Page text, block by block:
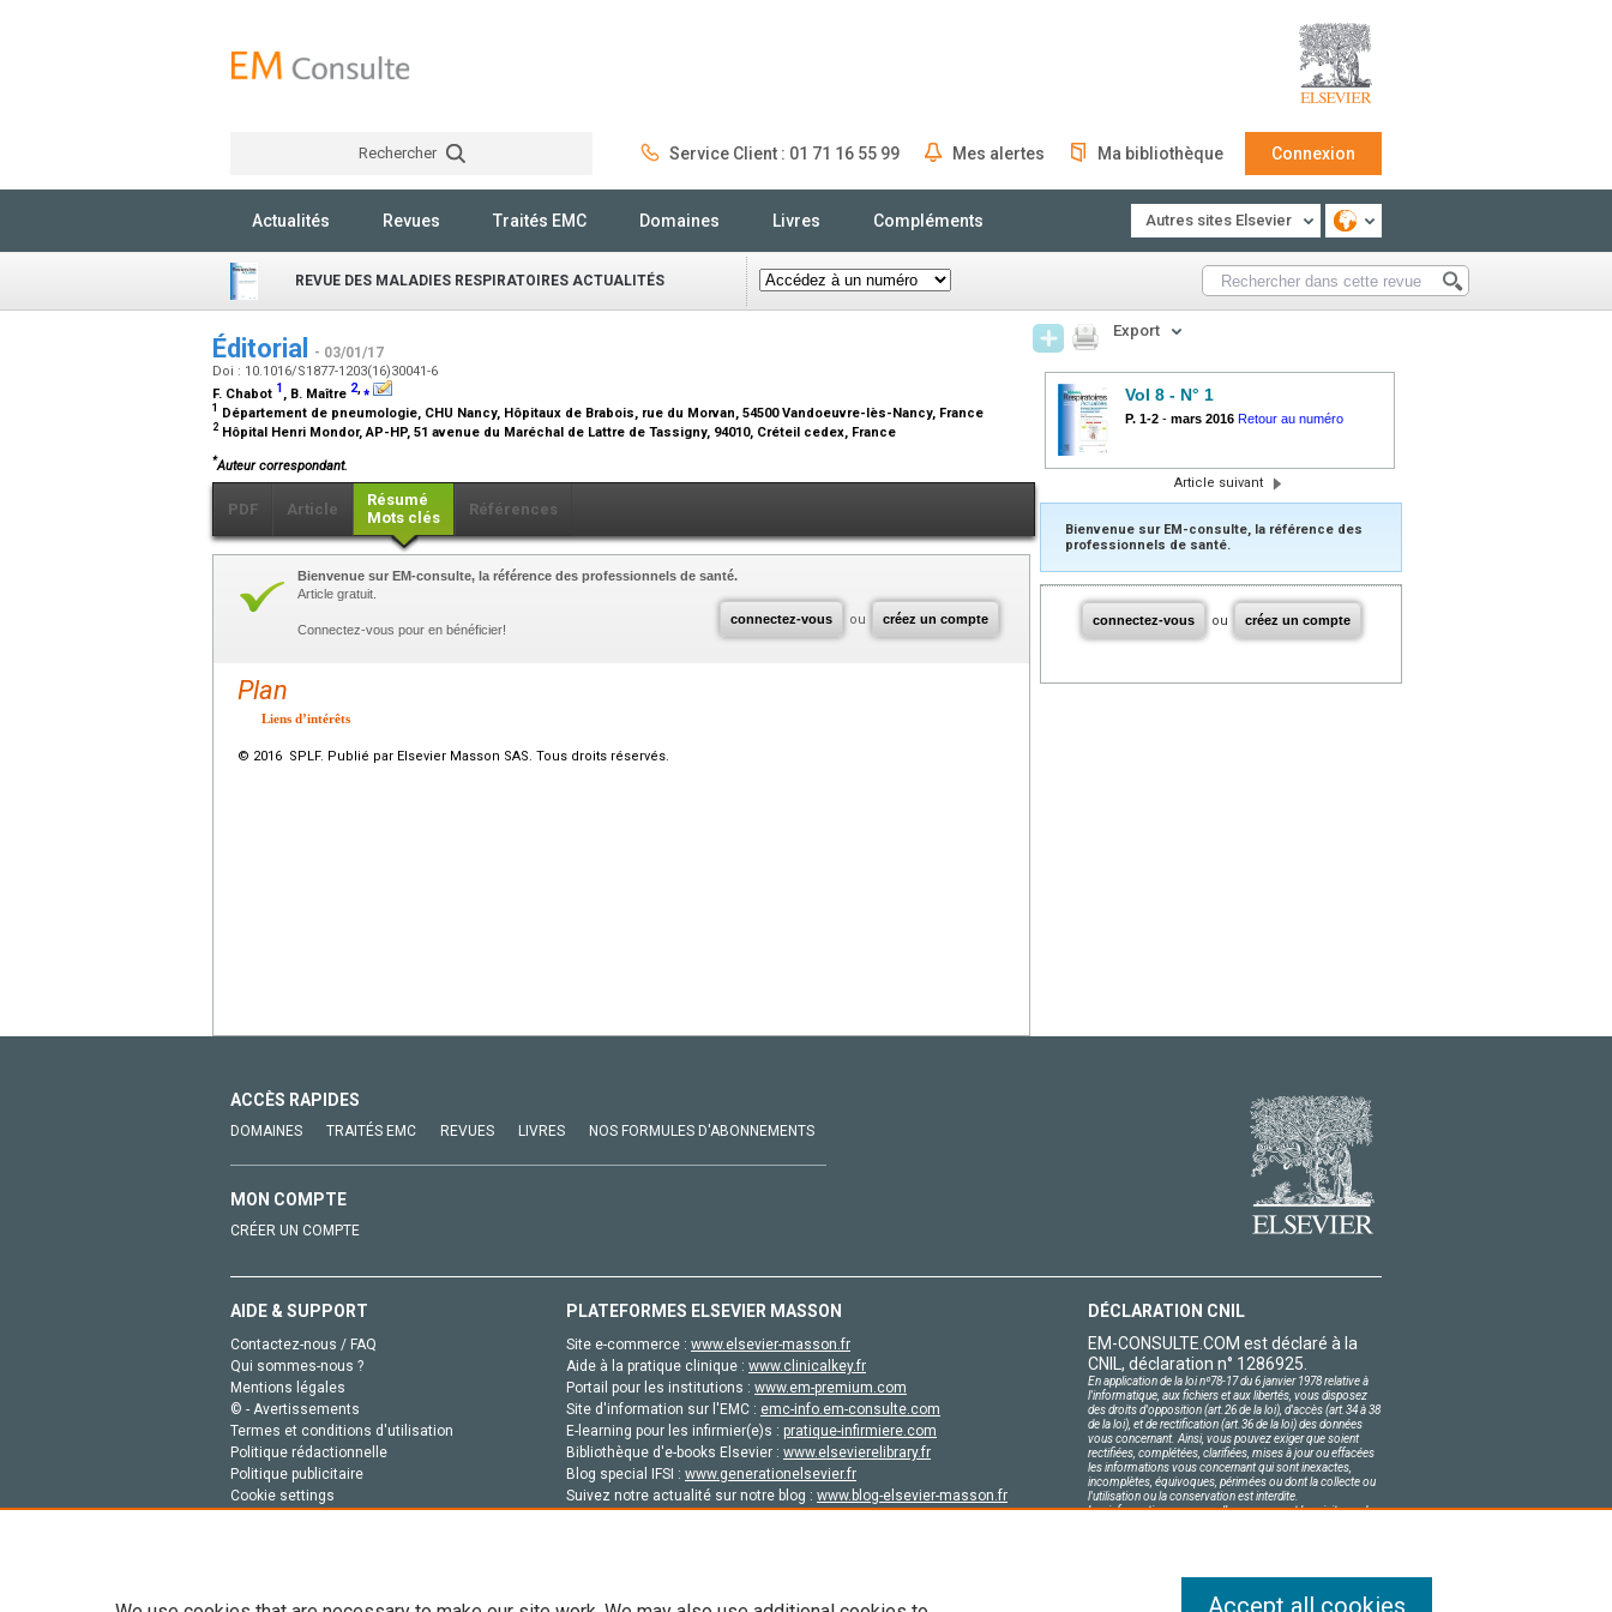
Rechercher Service Client : 01 71 16 55 99 Mes alertes Ma bibliothèque Connexion
Actualités Revues Traités EMC Domaines Livres Compléments Autres sites Elsevier
REVUE DES MALADIES RESPIRATOIRES ACTUALITÉS
Éditorial - 03/01/17
Doi : 10.1016/S1877-1203(16)30041-6
F. Chabot 1 , B. Maître 2,⁎
1 Département de pneumologie, CHU Nancy, Hôpitaux de Brabois, rue du Morvan, 54500 Vandoeuvre-lès-Nancy, France
2 Hôpital Henri Mondor, AP-HP, 51 avenue du Maréchal de Lattre de Tassigny, 94010, Créteil cedex, France
*Auteur correspondant.
PDF Article
Résumé
Mots clés
Références
connectez-vous ou créez un compte
Bienvenue sur EM-consulte, la référence des professionnels de santé.
Article gratuit.
Connectez-vous pour en bénéficier!
Plan
Liens d’intérêts
© 2016 SPLF. Publié par Elsevier Masson SAS. Tous droits réservés.
Export
Vol 8 - N° 1
P. 1-2 - mars 2016 Retour au numéro
Article suivant
Bienvenue sur EM-consulte, la référence des
professionnels de santé.
connectez-vous ou créez un compte
ACCÈS RAPIDES
DOMAINES TRAITÉS EMC REVUES LIVRES NOS FORMULES D'ABONNEMENTS
MON COMPTE
CRÉER UN COMPTE
AIDE & SUPPORT
Contactez-nous / FAQ
Qui sommes-nous ?
Mentions légales
© - Avertissements
Termes et conditions d'utilisation
Politique rédactionnelle
Politique publicitaire
Cookie settings
PLATEFORMES ELSEVIER MASSON
Site e-commerce : www.elsevier-masson.fr
Aide à la pratique clinique : www.clinicalkey.fr
Portail pour les institutions : www.em-premium.com
Site d'information sur l'EMC : emc-info.em-consulte.com
E-learning pour les infirmier(e)s : pratique-infirmiere.com
Bibliothèque d'e-books Elsevier : www.elsevierelibrary.fr
Blog special IFSI : www.generationelsevier.fr
Suivez notre actualité sur notre blog : www.blog-elsevier-masson.fr
DÉCLARATION CNIL
EM-CONSULTE.COM est déclaré à la
CNIL, déclaration n° 1286925.
En application de la loi nº78-17 du 6 janvier 1978 relative à
l'informatique, aux fichiers et aux libertés, vous disposez
des droits d'opposition (art.26 de la loi), d'accès (art.34 à 38
de la loi), et de rectification (art.36 de la loi) des données
vous concernant. Ainsi, vous pouvez exiger que soient
rectifiées, complétées, clarifiées, mises à jour ou effacées
les informations vous concernant qui sont inexactes,
incomplètes, équivoques, périmées ou dont la collecte ou
l'utilisation ou la conservation est interdite.
Les informations personnelles concernant les visiteurs de
Accept all cookies